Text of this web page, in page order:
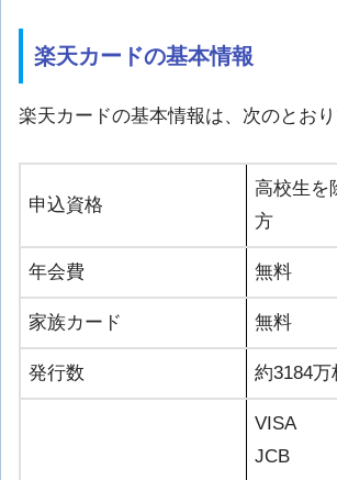
楽天カードの基本情報
楽天カードの基本情報は、次のとおり
申込資格
高校生を
方
年会費 無料
家族カード 無料
発行数 約3184万
VISA
JCB